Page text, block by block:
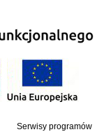
Serwisy programów